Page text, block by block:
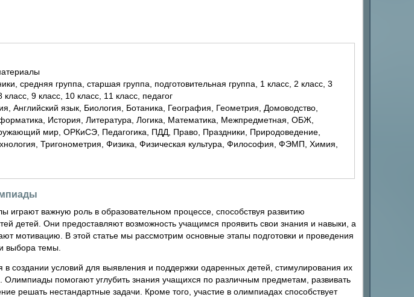
9 класс, 10 класс, 11 класс, педагог
История, Литература, Логика, Математика, Межпредметная, ОБЖ,
мир, ОРКиСЭ, Педагогика, ПДД, Право, Праздники, Природоведение,
Тригонометрия, Физика, Физическая культура, Философия, ФЭМП, Химия,
важную роль в образовательном процессе, способствуя развитию
детей. Они предоставляют возможность учащимся проявить свои знания и навыки, а
мотивацию. В этой статье мы рассмотрим основные этапы подготовки и проведения
выбора темы.
в создании условий для выявления и поддержки одаренных детей, стимулирования их
Олимпиады помогают углубить знания учащихся по различным предметам, развивать
решать нестандартные задачи. Кроме того, участие в олимпиадах способствует